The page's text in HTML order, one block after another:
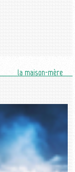
la maison-mère